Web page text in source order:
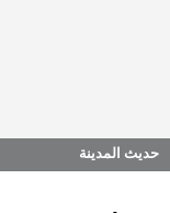
حديث المدينة